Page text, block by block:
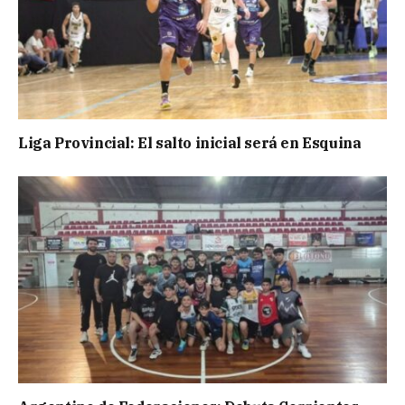
Liga Provincial: El salto inicial será en Esquina